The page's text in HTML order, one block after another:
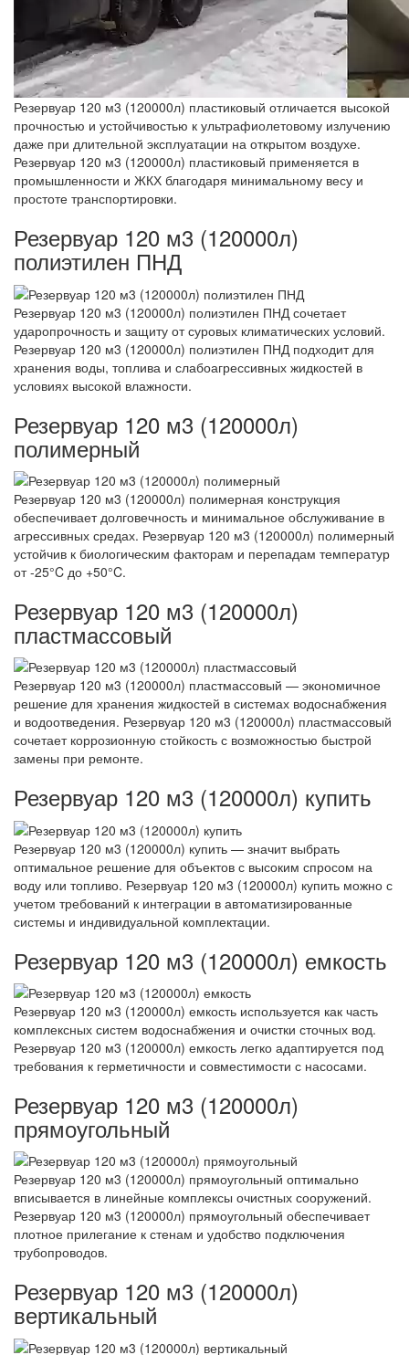
Резервуар 120 м3 (120000л) пластиковый отличается высокой
прочностью и устойчивостью к ультрафиолетовому излучению
даже при длительной эксплуатации на открытом воздухе.
Резервуар 120 м3 (120000л) пластиковый применяется в
промышленности и ЖКХ благодаря минимальному весу и
простоте транспортировки.
Резервуар 120 м3 (120000л)
полиэтилен ПНД
Резервуар 120 м3 (120000л) полиэтилен ПНД сочетает
ударопрочность и защиту от суровых климатических условий.
Резервуар 120 м3 (120000л) полиэтилен ПНД подходит для
хранения воды, топлива и слабоагрессивных жидкостей в
условиях высокой влажности.
Резервуар 120 м3 (120000л)
полимерный
Резервуар 120 м3 (120000л) полимерная конструкция
обеспечивает долговечность и минимальное обслуживание в
агрессивных средах. Резервуар 120 м3 (120000л) полимерный
устойчив к биологическим факторам и перепадам температур
от -25°C до +50°C.
Резервуар 120 м3 (120000л)
пластмассовый
Резервуар 120 м3 (120000л) пластмассовый — экономичное
решение для хранения жидкостей в системах водоснабжения
и водоотведения. Резервуар 120 м3 (120000л) пластмассовый
сочетает коррозионную стойкость с возможностью быстрой
замены при ремонте.
Резервуар 120 м3 (120000л) купить
Резервуар 120 м3 (120000л) купить — значит выбрать
оптимальное решение для объектов с высоким спросом на
воду или топливо. Резервуар 120 м3 (120000л) купить можно с
учетом требований к интеграции в автоматизированные
системы и индивидуальной комплектации.
Резервуар 120 м3 (120000л) емкость
Резервуар 120 м3 (120000л) емкость используется как часть
комплексных систем водоснабжения и очистки сточных вод.
Резервуар 120 м3 (120000л) емкость легко адаптируется под
требования к герметичности и совместимости с насосами.
Резервуар 120 м3 (120000л)
прямоугольный
Резервуар 120 м3 (120000л) прямоугольный оптимально
вписывается в линейные комплексы очистных сооружений.
Резервуар 120 м3 (120000л) прямоугольный обеспечивает
плотное прилегание к стенам и удобство подключения
трубопроводов.
Резервуар 120 м3 (120000л)
вертикальный